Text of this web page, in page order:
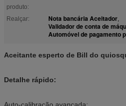
produto:
Realçar: Nota bancária Aceitador,
Validador de conta de
Automóvel de pagamento
Aceitante esperto de Bill do
Detalhe rápido: